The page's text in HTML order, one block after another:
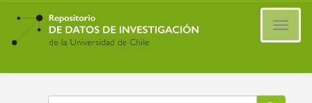
Ir
contenido
principal
Buscar